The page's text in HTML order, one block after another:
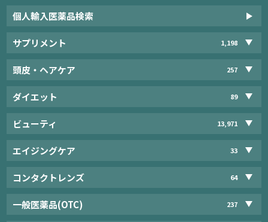
個人輸入医薬品検索
サプリメント 1,198
頭皮・ヘアケア 257
ダイエット 89
ビューティ 13,971
エイジングケア 33
コンタクトレンズ 64
一般医薬品(OTC) 237